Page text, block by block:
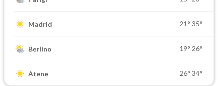
Madrid 21° 35°
Berlino 19° 26°
Atene 26° 34°